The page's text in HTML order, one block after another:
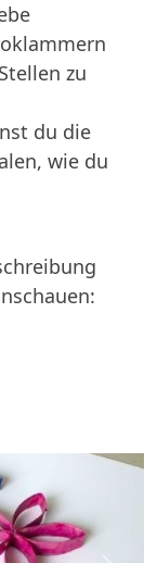
zu
du die
wie du